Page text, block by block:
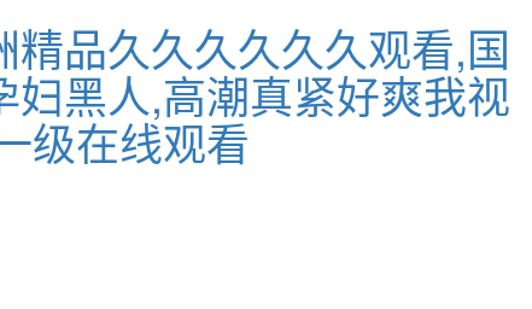
品久久久久久久观看,国
黑人,高潮真紧好爽我视
级在线观看